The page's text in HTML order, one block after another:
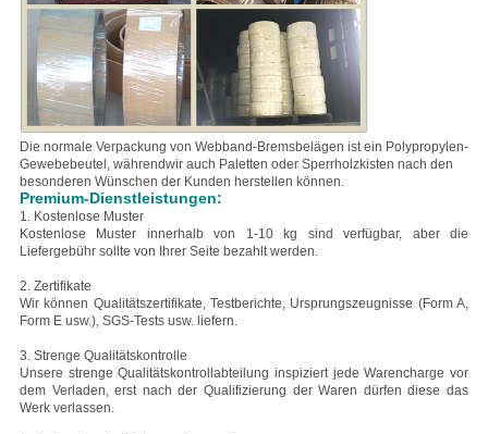
Die normale Verpackung von Webband-Bremsbelägen ist ein Polypropylen-
Gewebebeutel, währendwir auch Paletten oder Sperrholzkisten nach den
besonderen Wünschen der Kunden herstellen können.
Premium-Dienstleistungen:
1. Kostenlose Muster
Kostenlose Muster innerhalb von 1-10 kg sind verfügbar, aber die
Liefergebühr sollte von Ihrer Seite bezahlt werden.
2. Zertifikate
Wir können Qualitätszertifikate, Testberichte, Ursprungszeugnisse (Form A,
Form E usw.), SGS-Tests usw. liefern.
3. Strenge Qualitätskontrolle
Unsere strenge Qualitätskontrollabteilung inspiziert jede Warencharge vor
dem Verladen, erst nach der Qualifizierung der Waren dürfen diese das
Werk verlassen.